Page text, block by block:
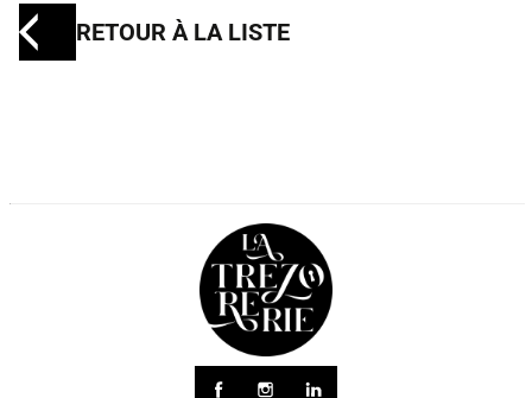
RETOUR À LA LISTE